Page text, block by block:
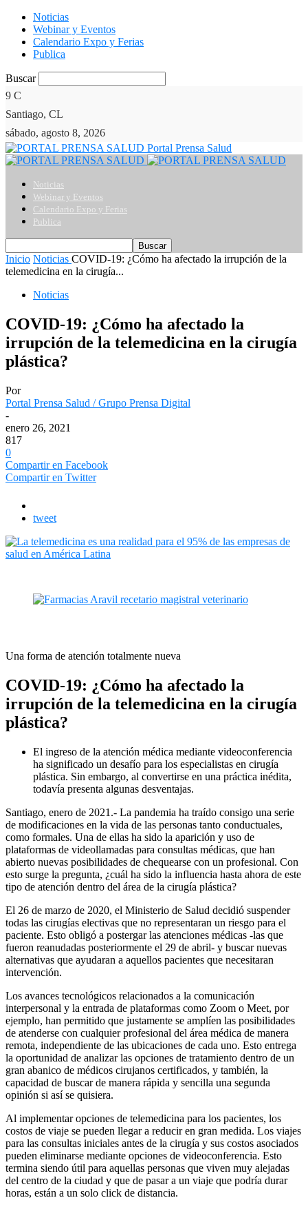
Noticias
Webinar y Eventos
Calendario Expo y Ferias
Publica
Buscar
9 C
Santiago, CL
sábado, agosto 8, 2026
Portal Prensa Salud
Noticias
Webinar y Eventos
Calendario Expo y Ferias
Publica
Inicio Noticias COVID-19: ¿Cómo ha afectado la irrupción de la
telemedicina en la cirugía...
Noticias
COVID-19: ¿Cómo ha afectado la
irrupción de la telemedicina en la cirugía
plástica?
Por
Portal Prensa Salud / Grupo Prensa Digital
-
enero 26, 2021
817
0
Compartir en Facebook
Compartir en Twitter
tweet
Una forma de atención totalmente nueva
COVID-19: ¿Cómo ha afectado la
irrupción de la telemedicina en la cirugía
plástica?
El ingreso de la atención médica mediante videoconferencia
ha significado un desafío para los especialistas en cirugía
plástica. Sin embargo, al convertirse en una práctica inédita,
todavía presenta algunas desventajas.
Santiago, enero de 2021.- La pandemia ha traído consigo una serie
de modificaciones en la vida de las personas tanto conductuales,
como formales. Una de ellas ha sido la aparición y uso de
plataformas de videollamadas para consultas médicas, que han
abierto nuevas posibilidades de chequearse con un profesional. Con
esto surge la pregunta, ¿cuál ha sido la influencia hasta ahora de este
tipo de atención dentro del área de la cirugía plástica?
El 26 de marzo de 2020, el Ministerio de Salud decidió suspender
todas las cirugías electivas que no representaran un riesgo para el
paciente. Esto obligó a postergar las atenciones médicas -las que
fueron reanudadas posteriormente el 29 de abril- y buscar nuevas
alternativas que ayudaran a aquellos pacientes que necesitaran
intervención.
Los avances tecnológicos relacionados a la comunicación
interpersonal y la entrada de plataformas como Zoom o Meet, por
ejemplo, han permitido que justamente se amplíen las posibilidades
de atenderse con cualquier profesional del área médica de manera
remota, independiente de las ubicaciones de cada uno. Esto entrega
la oportunidad de analizar las opciones de tratamiento dentro de un
gran abanico de médicos cirujanos certificados, y también, la
capacidad de buscar de manera rápida y sencilla una segunda
opinión si así se quisiera.
Al implementar opciones de telemedicina para los pacientes, los
costos de viaje se pueden llegar a reducir en gran medida. Los viajes
para las consultas iniciales antes de la cirugía y sus costos asociados
pueden eliminarse mediante opciones de videoconferencia. Esto
termina siendo útil para aquellas personas que viven muy alejadas
del centro de la ciudad y que de pasar a un viaje que podría durar
horas, están a un solo click de distancia.